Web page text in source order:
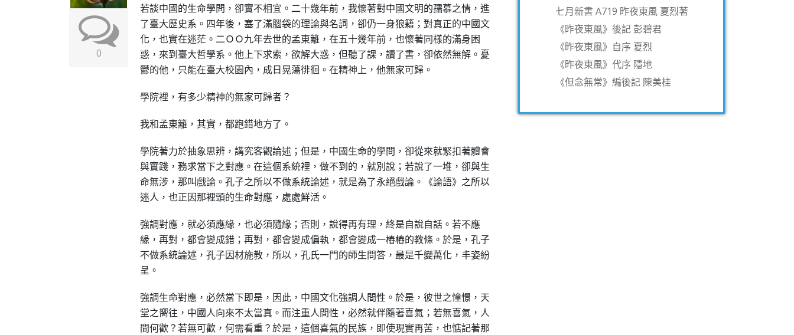
0
若談中國的生命學問，卻實不相宜。二十幾年前，我懷著對中國文明的孺慕之情，進
了臺大歷史系。四年後，塞了滿腦袋的理論與名詞，卻仍一身狼籍；對真正的中國文
化，也實在迷茫。二ＯＯ九年去世的孟東籬，在五十幾年前，也懷著同樣的滿身困
惑，來到臺大哲學系。他上下求索，欲解大惑，但聽了課，讀了書，卻依然無解。憂
鬱的他，只能在臺大校園內，成日晃蕩徘徊。在精神上，他無家可歸。
學院裡，有多少精神的無家可歸者？
我和孟東籬，其實，都跑錯地方了。
學院著力於抽象思辨，講究客觀論述；但是，中國生命的學問，卻從來就緊扣著體會
與實踐，務求當下之對應。在這個系統裡，做不到的，就別說；若說了一堆，卻與生
命無涉，那叫戲論。孔子之所以不做系統論述，就是為了永絕戲論。《論語》之所以
迷人，也正因那裡頭的生命對應，處處鮮活。
強調對應，就必須應緣，也必須隨緣；否則，說得再有理，終是自說自話。若不應
緣，再對，都會變成錯；再對，都會變成偏執，都會變成一樁樁的教條。於是，孔子
不做系統論述，孔子因材施教，所以，孔氏一門的師生問答，最是千變萬化，丰姿紛
呈。
強調生命對應，必然當下即是，因此，中國文化強調人間性。於是，彼世之憧憬，天
堂之嚮往，中國人向來不太當真。而注重人間性，必然就伴隨著喜氣；若無喜氣，人
間何歡？若無可歡，何需看重？於是，這個喜氣的民族，即使現實再苦，也惦記著那
七月新書 A719 昨夜東風 夏烈著
《昨夜東風》後記 彭碧君
《昨夜東風》自序 夏烈
《昨夜東風》代序 隱地
《但念無常》編後記 陳美桂